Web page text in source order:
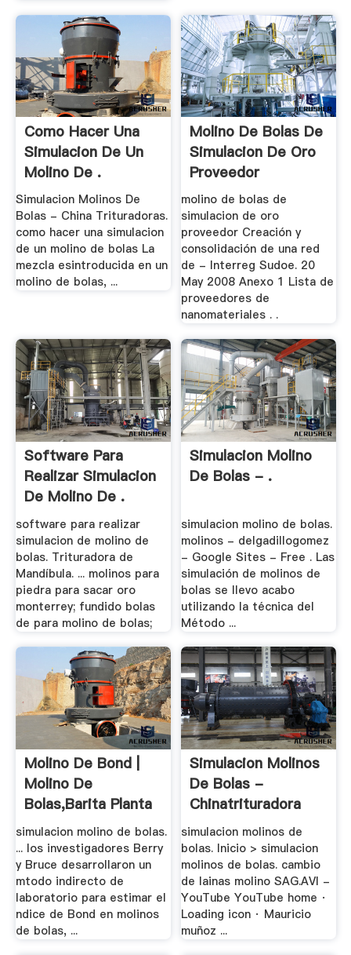
Como Hacer Una
Simulacion De Un
Molino De .
Simulacion Molinos De
Bolas - China Trituradoras.
como hacer una simulacion
de un molino de bolas La
mezcla esintroducida en un
molino de bolas, ...
Molino De Bolas De
Simulacion De Oro
Proveedor
molino de bolas de
simulacion de oro
proveedor Creación y
consolidación de una red
de - Interreg Sudoe. 20
May 2008 Anexo 1 Lista de
proveedores de
nanomateriales . .
Software Para
Realizar Simulacion
De Molino De .
software para realizar
simulacion de molino de
bolas. Trituradora de
Mandíbula. ... molinos para
piedra para sacar oro
monterrey; fundido bolas
de para molino de bolas;
Simulacion Molino
De Bolas - .
simulacion molino de bolas.
molinos - delgadillogomez
- Google Sites - Free . Las
simulación de molinos de
bolas se llevo acabo
utilizando la técnica del
Método ...
Molino De Bond |
Molino De
Bolas,Barita Planta
De ...
simulacion molino de bolas.
... los investigadores Berry
y Bruce desarrollaron un
mtodo indirecto de
laboratorio para estimar el
ndice de Bond en molinos
de bolas, ...
Simulacion Molinos
De Bolas -
Chinatrituradora
simulacion molinos de
bolas. Inicio > simulacion
molinos de bolas. cambio
de lainas molino SAG.AVI -
YouTube YouTube home ·
Loading icon · Mauricio
muñoz ...